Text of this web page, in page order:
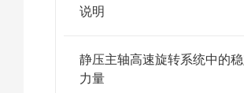
说明
静压主轴高速旋转系统中的
力量